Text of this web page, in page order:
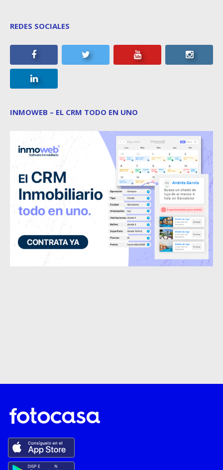
REDES SOCIALES
INMOWEB – EL CRM TODO EN UNO